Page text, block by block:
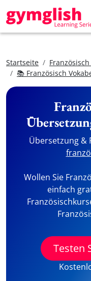
Startseite
📚 Französisch
Übersetzung &
Wollen Sie
einfach
Testen